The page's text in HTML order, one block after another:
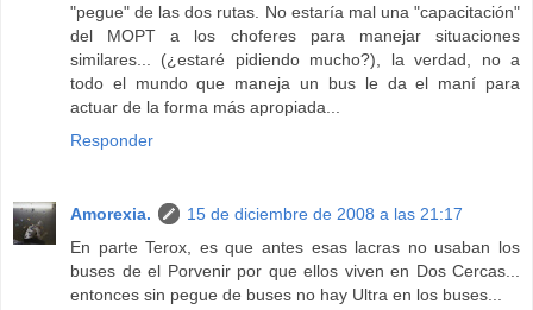
"pegue" de las dos rutas. No estaría mal una "capacitación"
del MOPT a los choferes para manejar situaciones
similares... (¿estaré pidiendo mucho?), la verdad, no a
todo el mundo que maneja un bus le da el maní para
actuar de la forma más apropiada...
Responder
Amorexia.
15 de diciembre de 2008 a las 21:17
En parte Terox, es que antes esas lacras no usaban los
buses de el Porvenir por que ellos viven en Dos Cercas...
entonces sin pegue de buses no hay Ultra en los buses...